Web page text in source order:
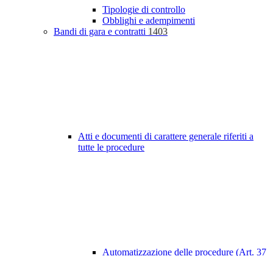
Tipologie di controllo
Obblighi e adempimenti
Bandi di gara e contratti 1403
Atti e documenti di carattere generale riferiti a
tutte le procedure
Automatizzazione delle procedure (Art. 37